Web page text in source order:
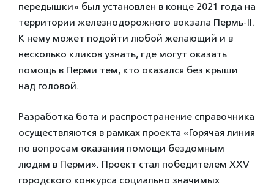
передышки» был установлен в конце 2021 года на
территории железнодорожного вокзала Пермь-II.
К нему может подойти любой желающий и в
несколько кликов узнать, где могут оказать
помощь в Перми тем, кто оказался без крыши
над головой.
Разработка бота и распространение справочника
осуществляются в рамках проекта «Горячая линия
по вопросам оказания помощи бездомным
людям в Перми». Проект стал победителем XXV
городского конкурса социально значимых